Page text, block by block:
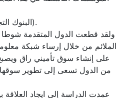
ولقد قطعت الدول المتقدمة شوطا
الملائم من خلال إرساء شبكة
على إنشاء سوق تأميني راق ويصبح
من الدول تسعى إلى تطوير سوقها
عمدت الدراسة إلى ايجاد العلاقة